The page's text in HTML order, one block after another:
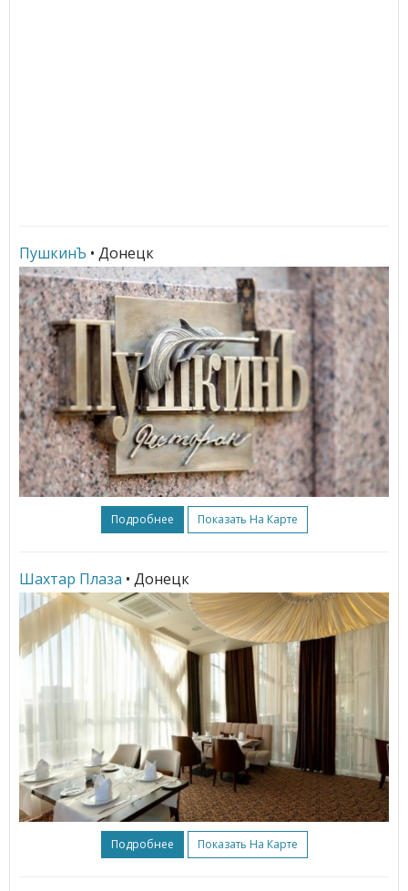
ПушкинЪ • Донецк
Подробнее Показать На Карте
Шахтар Плаза • Донецк
Подробнее Показать На Карте